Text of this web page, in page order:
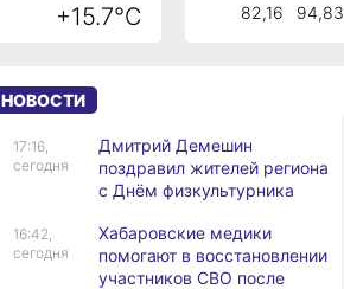
+15.7°C 82,16 94,83
НОВОСТИ
17:16,
сегодня
Дмитрий Демешин
поздравил жителей региона
с Днём физкультурника
16:42,
сегодня
Хабаровские медики
помогают в восстановлении
участников СВО после